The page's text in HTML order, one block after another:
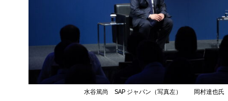
水谷篤尚 SAP ジャパン（写真左） 岡村達也氏